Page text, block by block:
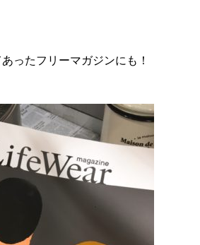
ったフリーマガジンにも！